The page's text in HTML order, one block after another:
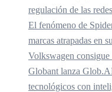
regulación de las
El fenómeno de
marcas atrapadas en
Volkswagen consigue
Globant lanza
tecnológicos con